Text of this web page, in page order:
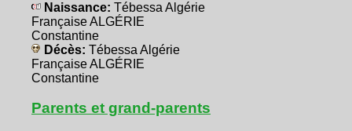
Naissance: Tébessa Algérie
Française ALGÉRIE
Constantine
Décès: Tébessa Algérie
Française ALGÉRIE
Constantine
Parents et grand-parents